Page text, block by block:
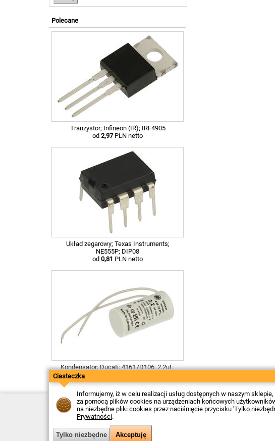
Polecane
Tranzystor; Infineon (IR); IRF4905
od 2,97PLN netto
Układ zegarowy; Texas Instruments;
NE555P; DIP08
od 0,81 PLN netto
Kondensator; Ducati; 41617D106; 2,2uF;
od7,39PLN netto
Kontakt
Dostawa
Zwroty
Reklamacje
Ciasteczka
Informujemy, iż w celu realizacji usług dostępnych w naszym
za pomocą plików cookies na urządzeniach końcowych
na niezbędne pliki cookies przez naciśnięcie przycisku 'Tylko
Prywatności.